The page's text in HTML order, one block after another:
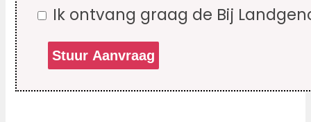
Ik ontvang graag de Bij